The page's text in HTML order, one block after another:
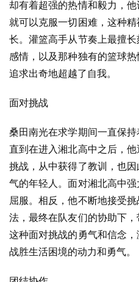
却有着超强的热情和毅力，
就可以克服一切困难，这种
长。灌篮高手从节奏上最擅
感情，以及那种独有的篮球
追求出奇地超越了自我。
面对挑战
桑田南光在求学期间一直保持
直到在进入湘北高中之后，
挑战，从中获得了教训，也
气的年轻人。面对湘北高中
屈服。相反，他不断地接受
法，最终在队友们的协助下，
这种面对挑战的勇气和信念
战胜生活困境的动力和勇气。